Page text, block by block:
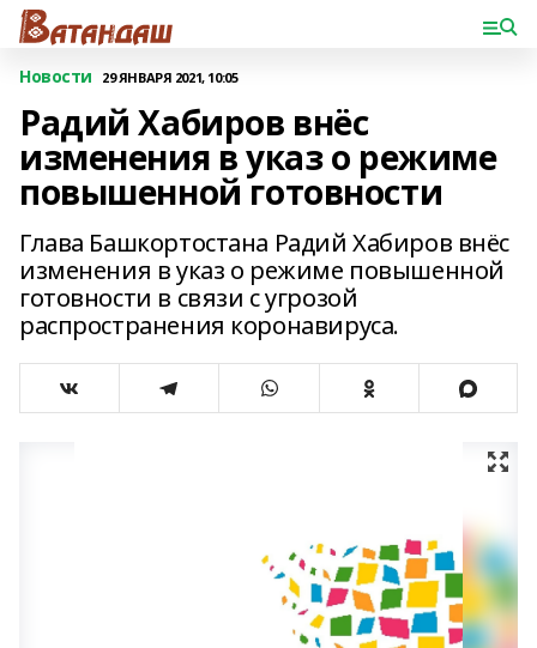
Новости 29 ЯНВАРЯ 2021, 10:05
Радий Хабиров внёс
изменения в указ о режиме
повышенной готовности
Глава Башкортостана Радий Хабиров внёс
изменения в указ о режиме повышенной
готовности в связи с угрозой
распространения коронавируса.